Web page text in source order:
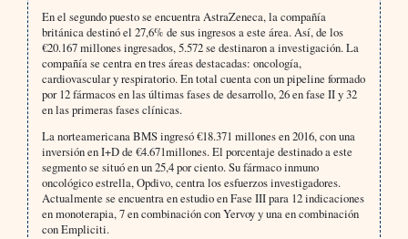
En el segundo puesto se encuentra AstraZeneca, la compañía
británica destinó el 27,6% de sus ingresos a este área. Así, de los
€20.167 millones ingresados, 5.572 se destinaron a investigación. La
compañía se centra en tres áreas destacadas: oncología,
cardiovascular y respiratorio. En total cuenta con un pipeline formado
por 12 fármacos en las últimas fases de desarrollo, 26 en fase II y 32
en las primeras fases clínicas.
La norteamericana BMS ingresó €18.371 millones en 2016, con una
inversión en I+D de €4.671millones. El porcentaje destinado a este
segmento se situó en un 25,4 por ciento. Su fármaco inmuno
oncológico estrella, Opdivo, centra los esfuerzos investigadores.
Actualmente se encuentra en estudio en Fase III para 12 indicaciones
en monoterapia, 7 en combinación con Yervoy y una en combinación
con Empliciti.